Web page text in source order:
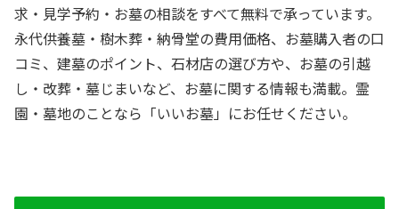
求・見学予約・お墓の相談をすべて無料で承っています。
永代供養墓・樹木葬・納骨堂の費用価格、お墓購入者の口
コミ、建墓のポイント、石材店の選び方や、お墓の引越
し・改葬・墓じまいなど、お墓に関する情報も満載。霊
園・墓地のことなら「いいお墓」にお任せください。